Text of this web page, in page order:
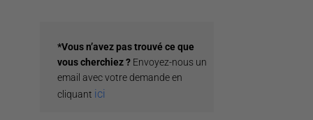
*Vous n’avez pas trouvé ce que
vous cherchiez ? Envoyez-nous un
email avec votre demande en
cliquant ici